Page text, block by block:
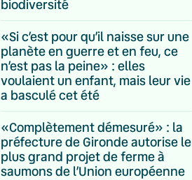
biodiversité
«Si c’est pour qu’il naisse sur une
planète en guerre et en feu, ce
n’est pas la peine» : elles
voulaient un enfant, mais leur vie
a basculé cet été
«Complètement démesuré» : la
préfecture de Gironde autorise le
plus grand projet de ferme à
saumons de l’Union européenne